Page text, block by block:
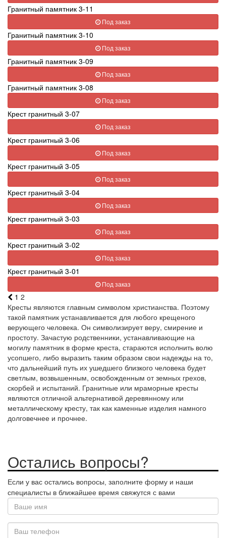
Гранитный памятник 3-11
Под заказ
Гранитный памятник 3-10
Под заказ
Гранитный памятник 3-09
Под заказ
Гранитный памятник 3-08
Под заказ
Крест гранитный 3-07
Под заказ
Крест гранитный 3-06
Под заказ
Крест гранитный 3-05
Под заказ
Крест гранитный 3-04
Под заказ
Крест гранитный 3-03
Под заказ
Крест гранитный 3-02
Под заказ
Крест гранитный 3-01
Под заказ
1 2
Кресты являются главным символом христианства. Поэтому
такой памятник устанавливается для любого крещеного
верующего человека. Он символизирует веру, смирение и
простоту. Зачастую родственники, устанавливающие на
могилу памятник в форме креста, стараются исполнить волю
усопшего, либо выразить таким образом свои надежды на то,
что дальнейший путь их ушедшего близкого человека будет
светлым, возвышенным, освобожденным от земных грехов,
скорбей и испытаний. Гранитные или мраморные кресты
являются отличной альтернативой деревянному или
металлическому кресту, так как каменные изделия намного
долговечнее и прочнее.
Остались вопросы?
Если у вас остались вопросы, заполните форму и наши
специалисты в ближайшее время свяжутся с вами